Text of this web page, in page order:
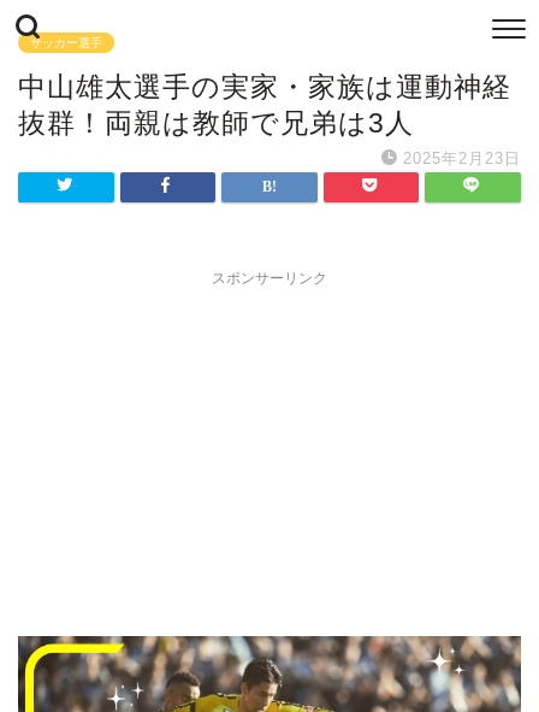
サッカー選手
中山雄太選手の実家・家族は運動神経
抜群！両親は教師で兄弟は3人
2025年2月23日
スポンサーリンク